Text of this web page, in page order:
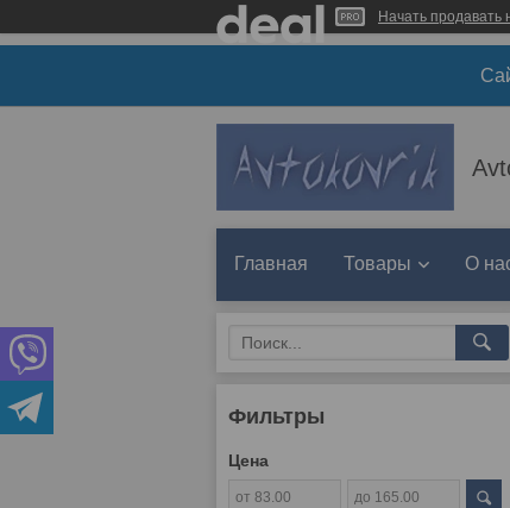
Начать продавать
Главная Товары О
Фильтры
Цена